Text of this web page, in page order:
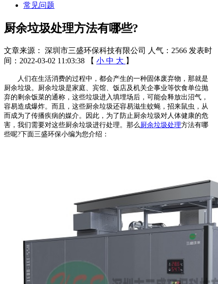
常见问题
厨余垃圾处理方法有哪些?
文章来源： 深圳市三盛环保科技有限公司 人气：2566 发表时
间：2022-03-02 11:03:38
【 小 中 大 】
人们在生活消费的过程中，都会产生的一种固体废弃物，那就是
厨余垃圾。厨余垃圾是家庭、宾馆、饭店及机关企事业等饮食单位抛
弃的剩余饭菜的通称，这些垃圾进入填埋场后，可能会释放出沼气，
容易造成爆炸。而且，这些厨余垃圾还容易滋生蚊蝇，招来鼠虫，从
而成为了传播疾病的媒介。因此，为了防止厨余垃圾对人体健康的危
害，我们需要对这些厨余垃圾进行处理。那么 厨余垃圾处理方法有哪
些呢?下面三盛环保小编为您介绍：